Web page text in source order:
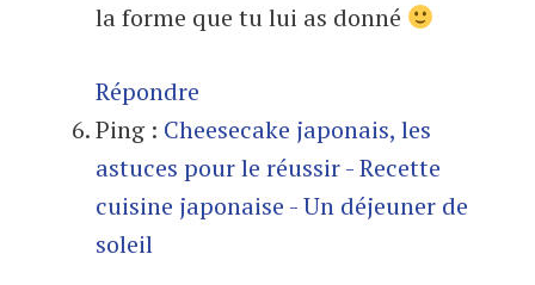
la forme que tu lui as donné
Répondre
Ping : Cheesecake japonais, les
astuces pour le réussir - Recette
cuisine japonaise - Un déjeuner de
soleil